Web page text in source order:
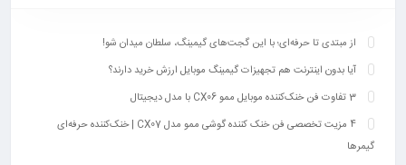
از مبتدی تا حرفه‌ای؛ با این گجت‌های گیمینگ، سلطان میدان شو!
آیا بدون اینترنت هم تجهیزات گیمینگ موبایل ارزش خرید دارند؟
3 تفاوت فن خنک‌کننده موبایل ممو CX06 با مدل دیجیتال
4 مزیت تخصصی فن خنک کننده گوشی ممو مدل CX07 | خنک‌کننده حرفه‌ای
گیمرها